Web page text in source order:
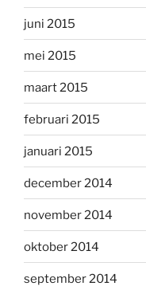
juni 2015
mei 2015
maart 2015
februari 2015
januari 2015
december 2014
november 2014
oktober 2014
september 2014